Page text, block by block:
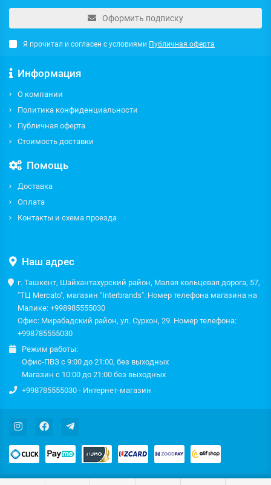
Оформить подписку
Я прочитал и согласен с условиями Публичная оферта
Информация
О компании
Политика конфиденциальности
Публичная оферта
Стоимость доставки
Помощь
Доставка
Оплата
Контакты и схема проезда
Наш адрес
г. Ташкент, Шайхантахурский район, Малая кольцевая дорога, 57,
"ТЦ Mercato", магазин "Interbrands". Номер телефона магазина на
Малике: +998985555030
Офис: Мирабадский район, ул. Сурхон, 29. Номер телефона:
+998785555030
Режим работы:
Офис-ПВЗ с 9:00 до 21:00, без выходных
Магазин с 10:00 до 21:00 без выходных
+998785555030 - Интернет-магазин